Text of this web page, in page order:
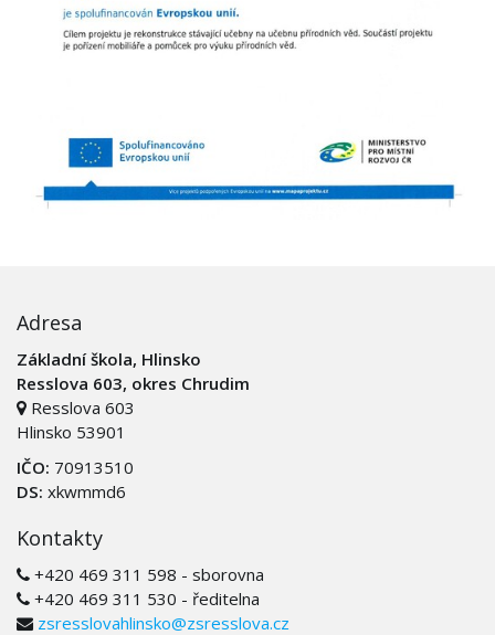
Adresa
Základní škola, Hlinsko
Resslova 603, okres Chrudim
Resslova 603
Hlinsko 53901
IČO: 70913510
DS: xkwmmd6
Kontakty
+420 469 311 598 - sborovna
+420 469 311 530 - ředitelna
zsresslovahlinsko@zsresslova.cz